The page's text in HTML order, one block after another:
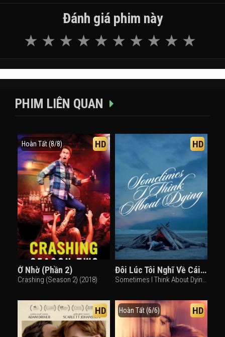
Đánh giá phim này
PHIM LIÊN QUAN
Hoàn Tất (8/8) HD
Ở Nhờ (Phần 2)
Crashing (Season 2) (2018)
HD
Đôi Lúc Tôi Nghĩ Về Cái Chết
Sometimes I Think About Dying (2024)
HD Hoàn Tất (6/6) HD